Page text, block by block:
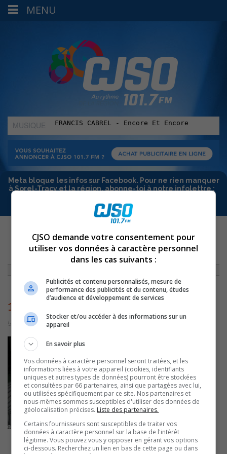
MUSIQUE
:
Meta bloque les infos sur Facebook. Pour ne rien manquer
à Sorel-Tracy et la région, abonne-toi à notre infolettre :
ACCUEIL »ACTUALITÉS »MARC VIGNEAULT DEVIENT LE NOUVEAU
PRÉSIDENT DU CA D’AZIMUT
1147
5 juillet 2016 | Par admin
MENU
CJSO demande votre consentement pour
utiliser vos données à caractère personnel
dans les cas suivants :
Publicités et contenu personnalisés, mesure de
performance des publicités et du contenu, études
d’audience et développement de services
Stocker et/ou accéder à des informations sur un
appareil
En savoir plus
Vos données à caractère personnel seront traitées, et les
informations liées à votre appareil (cookies, identifiants
uniques et autres types de données) pourront être stockées
et consultées par 66 partenaires, ainsi que partagées avec lui,
ou utilisées spécifiquement par ce site. Nos partenaires et
nous-mêmes sommes susceptibles d'utiliser des données de
géolocalisation précises. Liste des partenaires.
Certains fournisseurs sont susceptibles de traiter vos
données à caractère personnel sur la base de l'intérêt
légitime. Vous pouvez vous y opposer en gérant vos options
ci-dessous. Recherchez un lien en bas de cette page ou dans